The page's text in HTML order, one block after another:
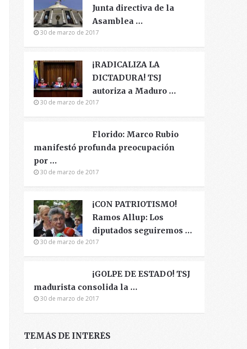
Junta directiva de la
Asamblea …
30 de marzo de 2017
¡RADICALIZA LA
DICTADURA! TSJ
autoriza a Maduro …
30 de marzo de 2017
Florido: Marco Rubio
manifestó profunda preocupación
por …
30 de marzo de 2017
¡CON PATRIOTISMO!
Ramos Allup: Los
diputados seguiremos …
30 de marzo de 2017
¡GOLPE DE ESTADO! TSJ
madurista consolida la …
30 de marzo de 2017
TEMÁS DE INTERÉS